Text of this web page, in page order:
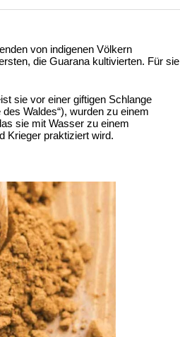
von indigenen Völkern
die Guarana kultivierten. Für sie
sie vor einer giftigen Schlange
des Waldes“), wurden zu einem
sie mit Wasser zu einem
Krieger praktiziert wird.